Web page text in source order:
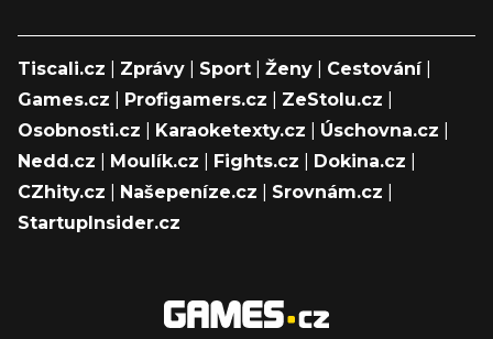
Tiscali.cz Zprávy Sport Ženy Cestování|
Games.cz
Profigamers.cz ZeStolu.cz
Osobnosti.cz
Karaoketexty.cz Úschovna.cz
Nedd.cz
Moulík.cz Fights.cz Dokina.cz
CZhity.cz
Našepeníze.cz Srovnám.cz
StartupInsider.cz